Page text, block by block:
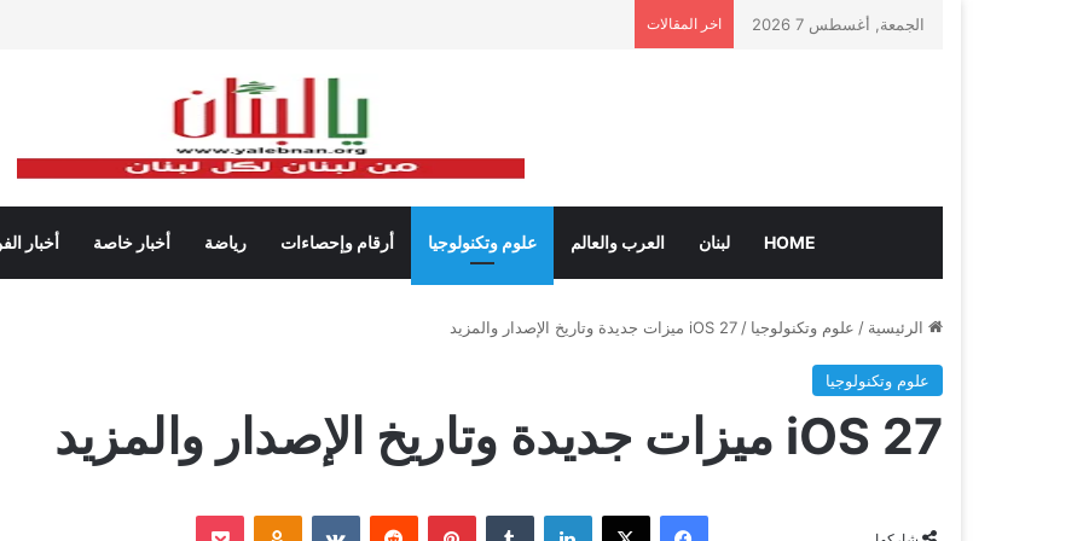
الجمعة, أغسطس 7 2026 اخر المقالات
HOME لبنان العرب والعالم علوم وتكنولوجيا أرقام وإحصاءات رياضة أخبار خاصة أخبار
الرئيسية / علوم وتكنولوجيا / iOS 27 ميزات جديدة وتاريخ الإصدار والمزيد
علوم وتكنولوجيا
iOS 27 ميزات جديدة وتاريخ الإصدار والمزيد
فيسبوك ‫X لينكدإن بينتيريست ‏VKontakte